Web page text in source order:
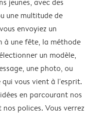
jeunes, avec des
une multitude de
envoyiez un
à une fête, la méthode
un modèle,
une photo, ou
vous vient à l'esprit.
en parcourant nos
polices. Vous verrez